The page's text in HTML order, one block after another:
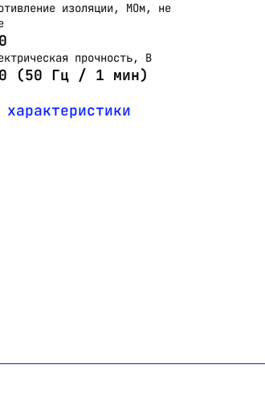
изоляции, МОм, не
прочность, В
(50 Гц / 1 мин)
характеристики